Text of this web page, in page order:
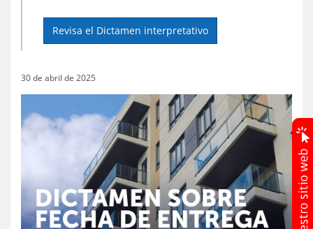
Revisa el Dictamen interpretativo
30 de abril de 2025